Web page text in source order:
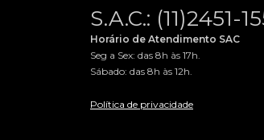
S.A.C.: (11)2451-
Horário de Atendimento SAC
Seg a Sex: das 8h às 17h.
Sábado: das 8h às 12h.
Política de privacidade